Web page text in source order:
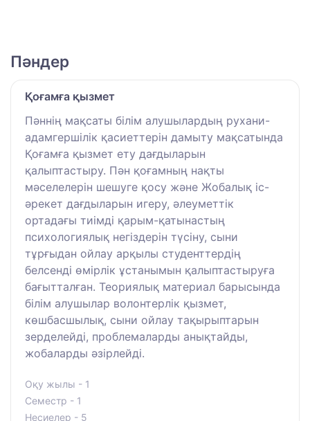
Пәндер
Қоғамға қызмет
Пәннің мақсаты білім алушылардың рухани-
адамгершілік қасиеттерін дамыту мақсатында
Қоғамға қызмет ету дағдыларын
қалыптастыру. Пән қоғамның нақты
мәселелерін шешуге қосу және Жобалық іс-
әрекет дағдыларын игеру, әлеуметтік
ортадағы тиімді қарым-қатынастың
психологиялық негіздерін түсіну, сыни
тұрғыдан ойлау арқылы студенттердің
белсенді өмірлік ұстанымын қалыптастыруға
бағытталған. Теориялық материал барысында
білім алушылар волонтерлік қызмет,
көшбасшылық, сыни ойлау тақырыптарын
зерделейді, проблемаларды анықтайды,
жобаларды әзірлейді.
Оқу жылы - 1
Семестр - 1
Несиелер - 5